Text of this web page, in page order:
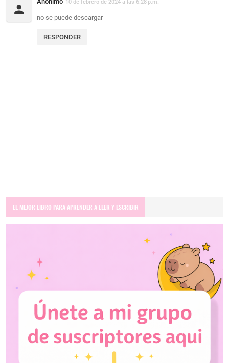
10 de febrero de 2024 a las 6:28 p.m.
no se puede descargar
RESPONDER
EL MEJOR LIBRO PARA APRENDER A LEER Y ESCRIBIR